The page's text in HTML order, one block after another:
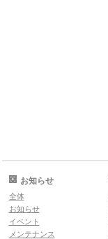
お知らせ
全体
お知らせ
イベント
メンテナンス